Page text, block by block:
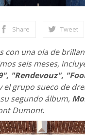
Share Tweet
con una ola de
seis meses,
"Rendevouz",
el grupo sueco de
segundo álbum,
Dumont.